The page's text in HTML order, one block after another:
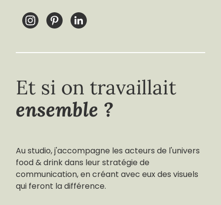
Et si on travaillait
ensemble ?
Au studio, j'accompagne les acteurs de l'univers
food & drink dans leur stratégie de
communication, en créant avec eux des visuels
qui feront la différence.